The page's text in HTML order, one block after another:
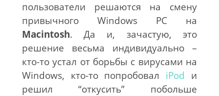
пользователи решаются на смену
привычного Windows PC на
Macintosh. Да и, зачастую, это
решение весьма индивидуально –
кто-то устал от борьбы с вирусами на
Windows, кто-то попробовал iPod и
решил “откусить” побольше